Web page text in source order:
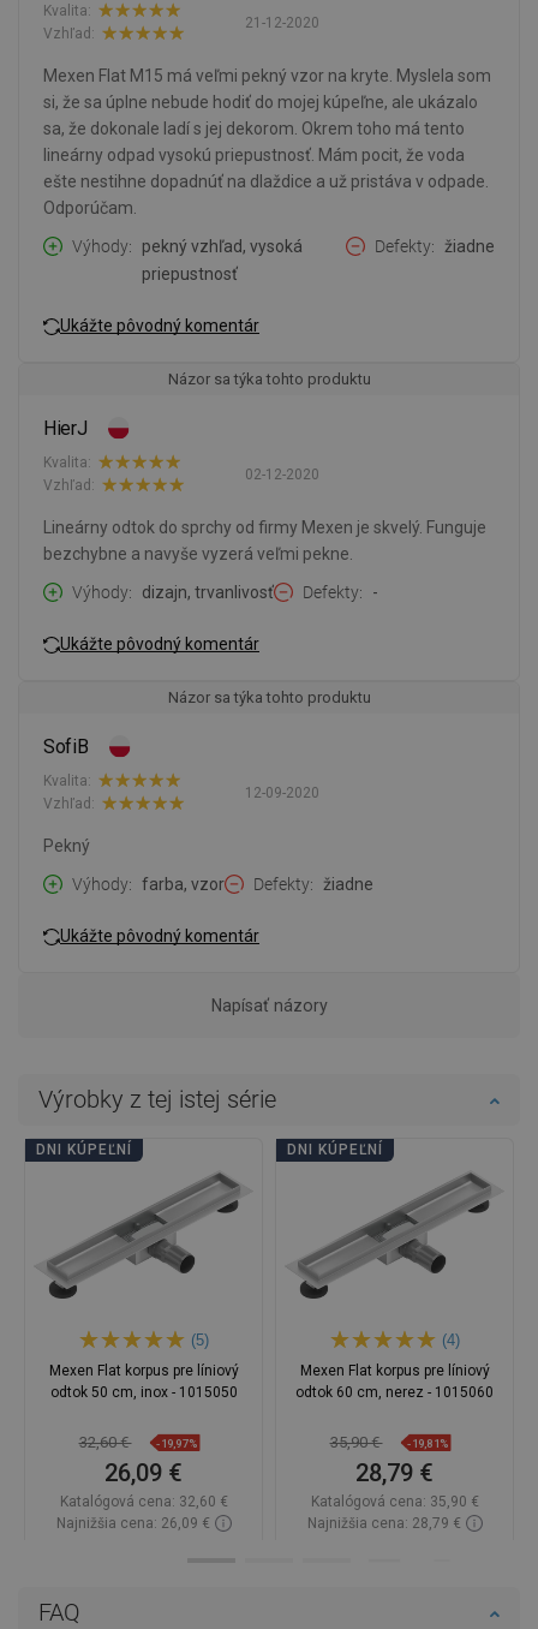
FAQ
21-12-2020
Kvalita:
Vzhľad:
Mexen Flat M15 má veľmi pekný vzor na kryte. Myslela som
si, že sa úplne nebude hodiť do mojej kúpeľne, ale ukázalo
sa, že dokonale ladí s jej dekorom. Okrem toho má tento
lineárny odpad vysokú priepustnosť. Mám pocit, že voda
ešte nestihne dopadnúť na dlaždice a už pristáva v odpade.
Odporúčam.
Výhody
pekný vzhľad, vysoká
priepustnosť
Defekty žiadne
Ukážte pôvodný komentár
Názor sa týka tohto produktu
HierJ
02-12-2020
Kvalita:
Vzhľad:
Lineárny odtok do sprchy od firmy Mexen je skvelý. Funguje
bezchybne a navyše vyzerá veľmi pekne.
Výhody
dizajn, trvanlivosť Defekty -
Ukážte pôvodný komentár
Názor sa týka tohto produktu
SofiB
12-09-2020
Kvalita:
Vzhľad:
Pekný
Výhody
farba, vzor Defekty žiadne
Ukážte pôvodný komentár
Napísať názory
Výrobky z tej istej série
DNI KÚPEĽNÍ
(5)
Mexen Flat korpus pre líniový
odtok 50 cm, inox - 1015050
32,60 € -19,97%
26,09 €
Katalógová cena: 32,60 €
Najnižšia cena: 26,09 €
DNI KÚPEĽNÍ
(4)
Mexen Flat korpus pre líniový
odtok 60 cm, nerez - 1015060
35,90 € -19,81%
28,79 €
Katalógová cena: 35,90 €
Najnižšia cena: 28,79 €